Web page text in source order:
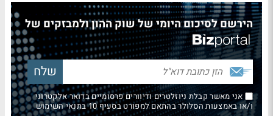
הירשם לסיכום היומי של שוק ההון ולמבזקים של
אני מאשר קבלת ניוזלטרים ודיוורים פרסומיים בדואר אלקטרוני
ו/או באמצעות הסלולר בהתאם למפורט בסעיף 10 בתנאי השימוש